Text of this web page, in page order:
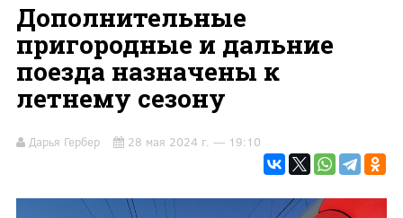
Дополнительные
пригородные и дальние
поезда назначены к
летнему сезону
Дарья Гербер 28 мая 2024 г. — 19:10